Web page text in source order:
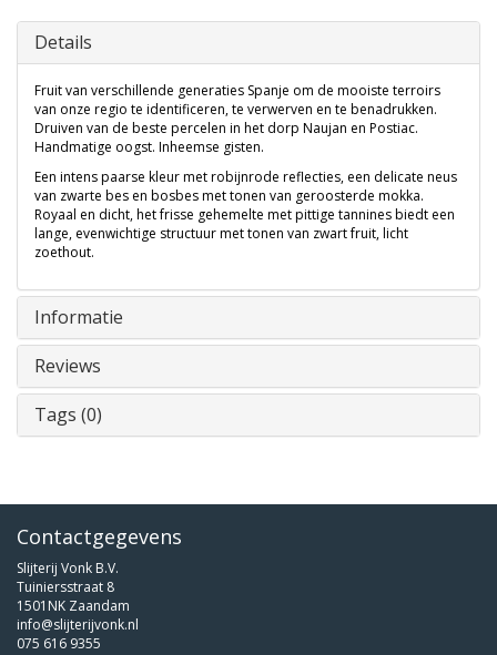
Details
Fruit van verschillende generaties Spanje om de mooiste terroirs
van onze regio te identificeren, te verwerven en te benadrukken.
Druiven van de beste percelen in het dorp Naujan en Postiac.
Handmatige oogst. Inheemse gisten.
Een intens paarse kleur met robijnrode reflecties, een delicate neus
van zwarte bes en bosbes met tonen van geroosterde mokka.
Royaal en dicht, het frisse gehemelte met pittige tannines biedt een
lange, evenwichtige structuur met tonen van zwart fruit, licht
zoethout.
Informatie
Reviews
Tags (0)
Contactgegevens
Slijterij Vonk B.V.
Tuiniersstraat 8
1501NK Zaandam
info@slijterijvonk.nl
075 616 9355